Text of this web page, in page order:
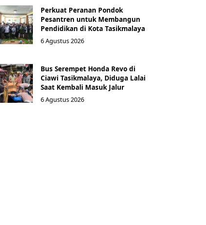
Perkuat Peranan Pondok
Pesantren untuk Membangun
Pendidikan di Kota Tasikmalaya ‎
6 Agustus 2026
Bus Serempet Honda Revo di
Ciawi Tasikmalaya, Diduga Lalai
Saat Kembali Masuk Jalur
6 Agustus 2026